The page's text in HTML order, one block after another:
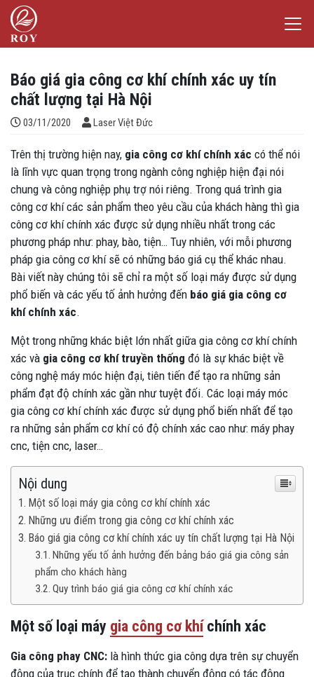
Chuyển đến nội dung
Laser Việt Đức
Báo giá gia công cơ khí chính xác uy tín
chất lượng tại Hà Nội
03/11/2020 Đăng bởi
Laser Việt Đức
Trên thị trường hiện nay, gia công cơ khí chính xác có thể nói
là lĩnh vực quan trọng trong ngành công nghiệp hiện đại nói
chung và công nghiệp phụ trợ nói riêng. Trong quá trình gia
công cơ khí các sản phẩm theo yêu cầu của khách hàng thì gia
công cơ khí chính xác được sử dụng nhiều nhất trong các
phương pháp như: phay, bào, tiện… Tuy nhiên, với mỗi phương
pháp gia công cơ khí sẽ có những báo giá cụ thể khác nhau.
Bài viết này chúng tôi sẽ chỉ ra một số loại máy được sử dụng
phổ biến và các yếu tố ảnh hưởng đến báo giá gia công cơ
khí chính xác.
Một trong những khác biệt lớn nhất giữa gia công cơ khí chính
xác và gia công cơ khí truyền thống đó là sự khác biệt về
công nghệ máy móc hiện đại, tiên tiến để tạo ra những sản
phẩm đạt độ chính xác gần như tuyệt đối. Các loại máy móc
gia công cơ khí chính xác được sử dụng phổ biến nhất để tạo
ra những sản phẩm cơ khí có độ chính xác cao như: máy phay
cnc, tiện cnc, laser…
Nội dung
Một số loại máy gia công cơ khí chính xác
Những ưu điểm trong gia công cơ khí chính xác
Báo giá gia công cơ khí chính xác uy tín chất lượng tại Hà Nội
Những yếu tố ảnh hưởng đến bảng báo giá gia công sản
phẩm cho khách hàng
Quy trình báo giá gia công cơ khí chính xác
Một số loại máy gia công cơ khíchính xác
Gia công phay CNC: là hình thức gia công dựa trên sự chuyển
động của trục chính để tạo thành chuyển động có tác động